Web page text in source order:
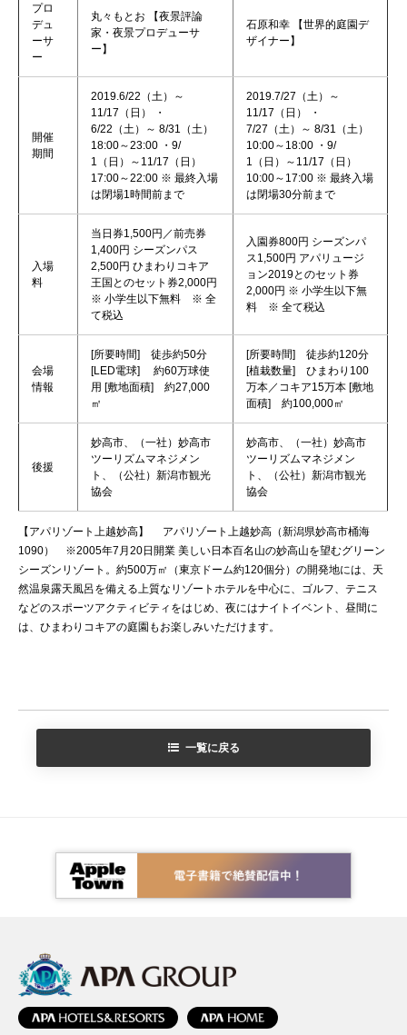
プロ
デュ
ーサ
ー
丸々もとお 【夜景評論
家・夜景プロデューサ
ー】
石原和幸 【世界的庭園デ
ザイナー】
開催
期間
2019.6/22（土）～
11/17（日） ・
6/22（土）～ 8/31（土）
18:00～23:00 ・9/
1（日）～11/17（日）
17:00～22:00 ※ 最終入場
は閉場1時間前まで
2019.7/27（土）～
11/17（日） ・
7/27（土）～ 8/31（土）
10:00～18:00 ・9/
1（日）～11/17（日）
10:00～17:00 ※ 最終入場
は閉場30分前まで
入場
料
当日券1,500円／前売券
1,400円 シーズンパス
2,500円 ひまわりコキア
王国とのセット券2,000円
※ 小学生以下無料 ※ 全
て税込
入園券800円 シーズンパ
ス1,500円 アパリュージ
ョン2019とのセット券
2,000円 ※ 小学生以下無
料 ※ 全て税込
会場
情報
[所要時間] 徒歩約50分
[LED電球] 約60万球使
用 [敷地面積] 約27,000
㎡
[所要時間] 徒歩約120分
[植栽数量] ひまわり100
万本／コキア15万本 [敷地
面積] 約100,000㎡
後援
妙高市、（一社）妙高市
ツーリズムマネジメン
ト、（公社）新潟市観光
協会
妙高市、（一社）妙高市
ツーリズムマネジメン
ト、（公社）新潟市観光
協会
【アパリゾート上越妙高】 アパリゾート上越妙高（新潟県妙高市桶海
1090） ※2005年7月20日開業 美しい日本百名山の妙高山を望むグリーン
シーズンリゾート。約500万㎡（東京ドーム約120個分）の開発地には、天
然温泉露天風呂を備える上質なリゾートホテルを中心に、ゴルフ、テニス
などのスポーツアクティビティをはじめ、夜にはナイトイベント、昼間に
は、ひまわりコキアの庭園もお楽しみいただけます。
一覧に戻る